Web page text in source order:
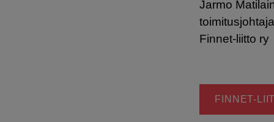
Jarmo
toimitusjohtaja
Finnet-liitto ry
FINNET-